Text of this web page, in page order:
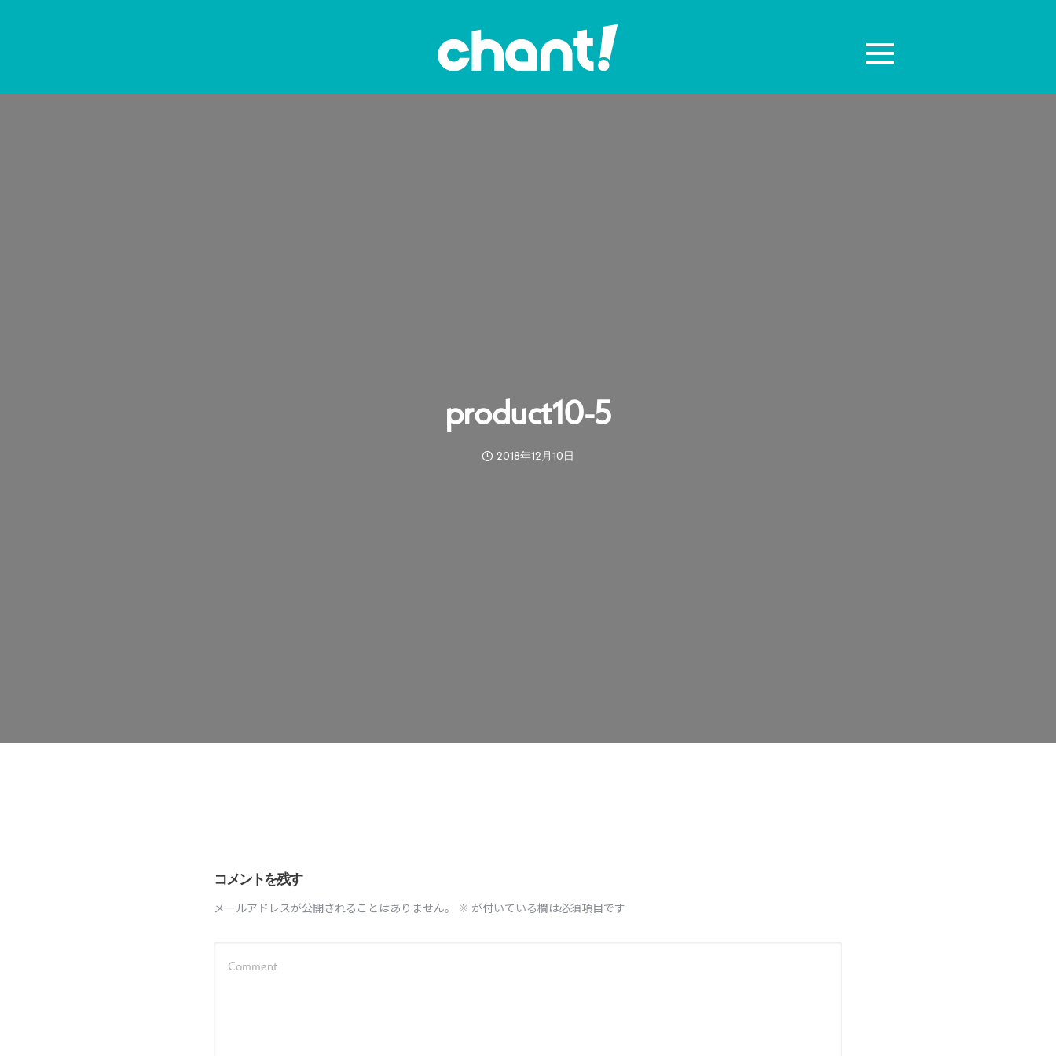
product10-5
2018年12月10日
コメントを残す
メールアドレスが公開されることはありません。 ※ が付いている欄は必須項目です
Comment